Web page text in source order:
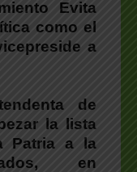
Evita
como el
a
de
la lista
Patria a la
, en